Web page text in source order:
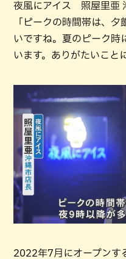
夜風にアイス 照屋里亜
「ピークの時間帯は、
いですね。夏のピーク時
います。ありがたいこと
2022年7月にオープンす